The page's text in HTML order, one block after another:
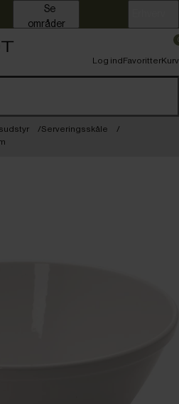
områder
Log indFavoritterKurv
Serveringsskåle